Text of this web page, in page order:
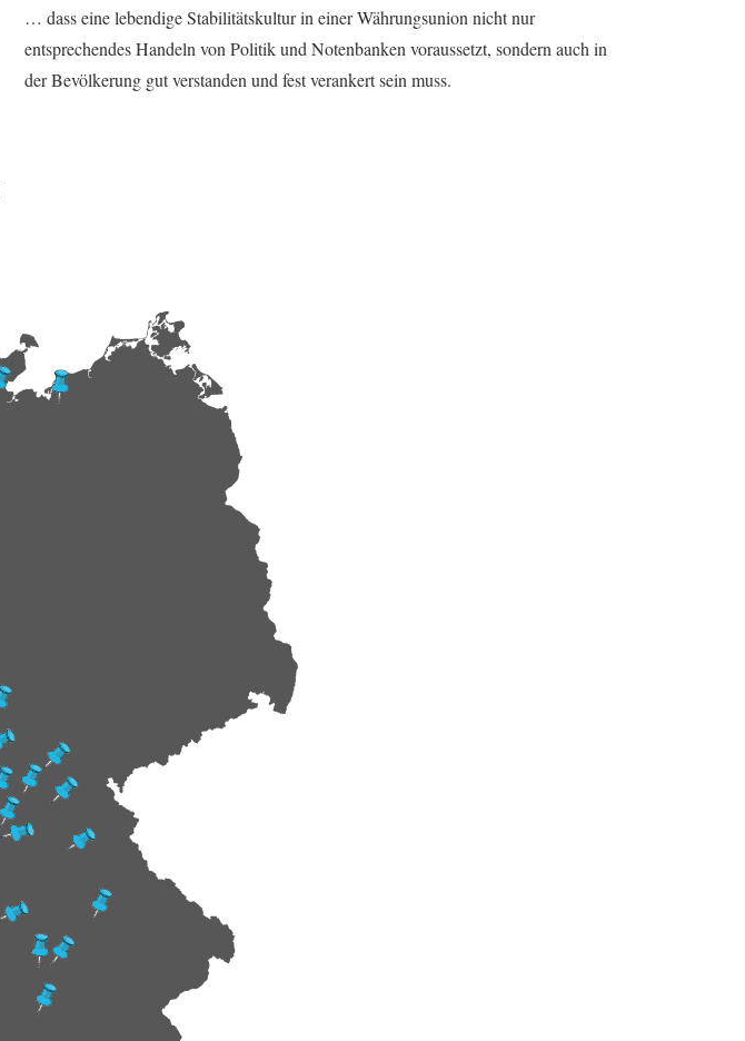
… dass eine lebendige Stabilitätskultur in einer Währungsunion nicht nur
entsprechendes Handeln von Politik und Notenbanken voraussetzt, sondern auch in
der Bevölkerung gut verstanden und fest verankert sein muss.